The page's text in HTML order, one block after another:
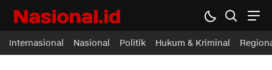
Nasional.id
Membawa Inspirasi Untuk Indonesia
Internasional Nasional Politik Hukum & Kriminal